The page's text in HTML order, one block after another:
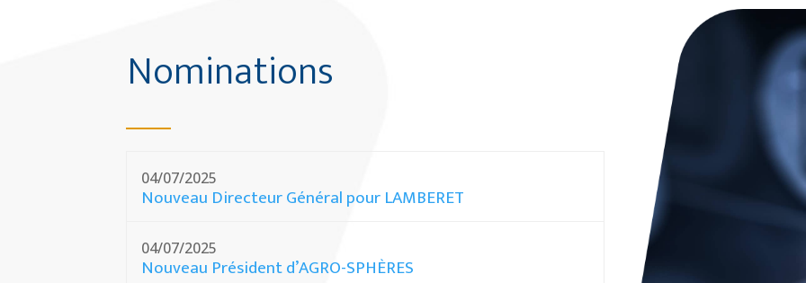
Nominations
04/07/2025
Nouveau Directeur Général pour LAMBERET
04/07/2025
Nouveau Président d’AGRO-SPHÈRES